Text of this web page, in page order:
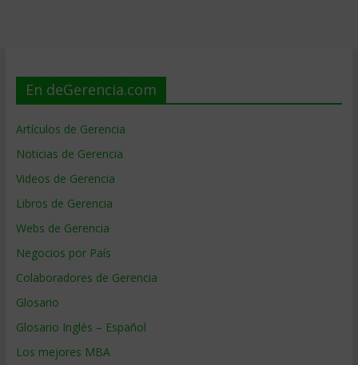
En deGerencia.com
Artículos de Gerencia
Noticias de Gerencia
Videos de Gerencia
Libros de Gerencia
Webs de Gerencia
Negocios por País
Colaboradores de Gerencia
Glosario
Glosario Inglés – Español
Los mejores MBA